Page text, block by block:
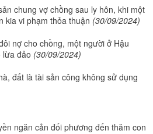
chung vợ chồng sau ly hôn, khi một
kia vi phạm thỏa thuận (30/09/2024)
nợ cho chồng, một người ở Hậu
lừa đảo (30/09/2024)
đất là tài sản công không sử dụng
ngăn cản đối phương đến thăm con